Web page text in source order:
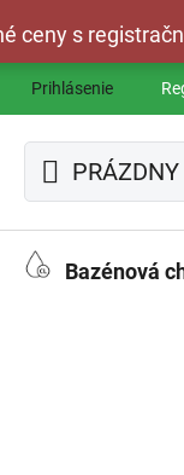
ceny s
Prihlásenie
NÁKUPNÝ
KOŠÍK
Bazénová